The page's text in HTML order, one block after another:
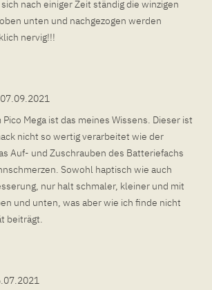
nach einiger Zeit ständig die winzigen
unten und nachgezogen werden
nervig!!!
Mega ist das meines Wissens. Dieser ist
nicht so wertig verarbeitet wie der
Auf- und Zuschrauben des Batteriefachs
Sowohl haptisch wie auch
nur halt schmaler, kleiner und mit
und unten, was aber wie ich finde nicht
beiträgt.